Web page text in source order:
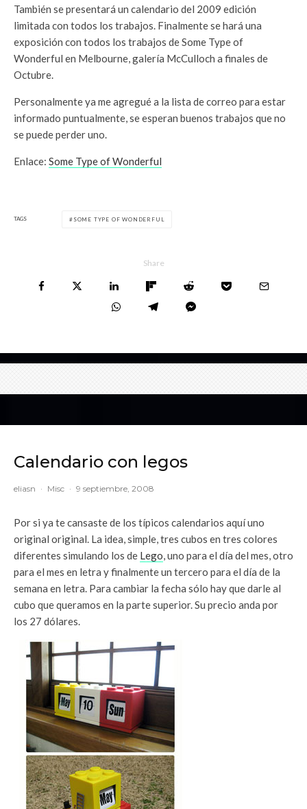
También se presentará un calendario del 2009 edición
limitada con todos los trabajos. Finalmente se hará una
exposición con todos los trabajos de Some Type of
Wonderful en Melbourne, galería McCulloch a finales de
Octubre.
Personalmente ya me agregué a la lista de correo para estar
informado puntualmente, se esperan buenos trabajos que no
se puede perder uno.
Enlace: Some Type of Wonderful
TAGS SOME TYPE OF WONDERFUL
Share
Calendario con legos
eliasn · Misc · 9 septiembre, 2008
Por si ya te cansaste de los típicos calendarios aquí uno
original original. La idea, simple, tres cubos en tres colores
diferentes simulando los de Lego, uno para el día del mes, otro
para el mes en letra y finalmente un tercero para el día de la
semana en letra. Para cambiar la fecha sólo hay que darle al
cubo que queramos en la parte superior. Su precio anda por
los 27 dólares.